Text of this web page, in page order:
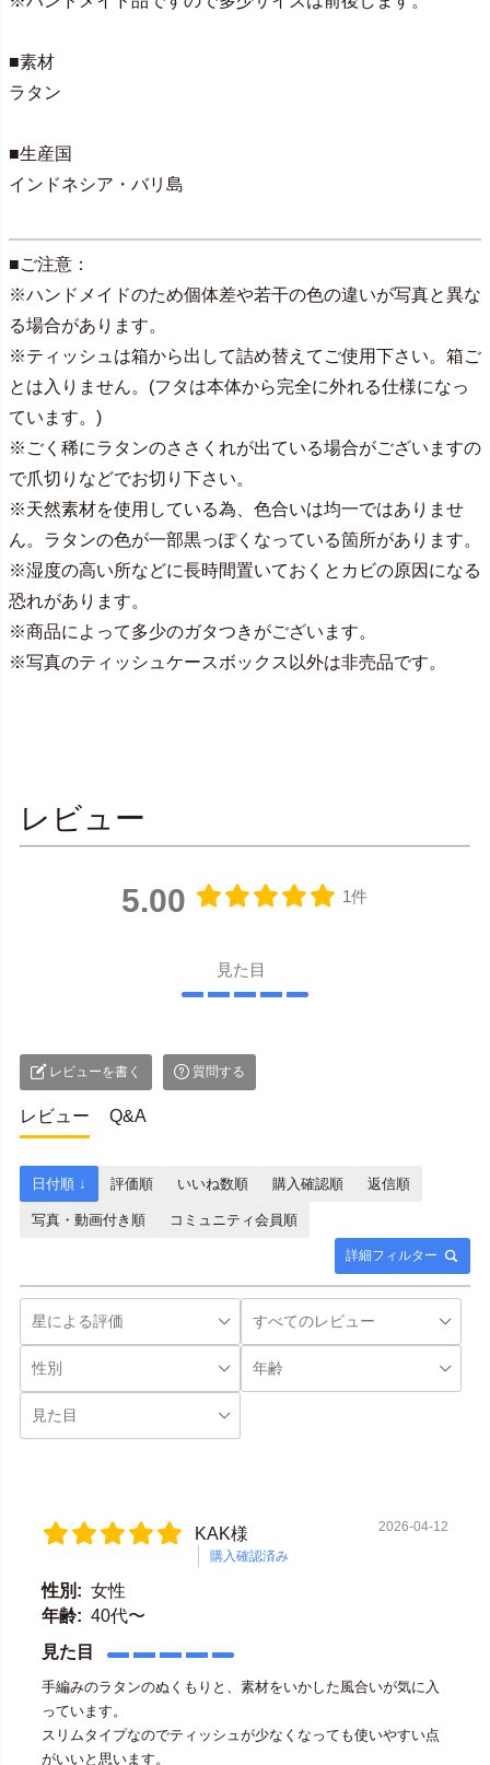
■素材
ラタン
■生産国
インドネシア・バリ島
■ご注意：
※ハンドメイドのため個体差や若干の色の違いが写真と異な
る場合があります。
※ティッシュは箱から出して詰め替えてご使用下さい。箱ご
とは入りません。(フタは本体から完全に外れる仕様になっ
ています。)
※ごく稀にラタンのささくれが出ている場合がございますの
で爪切りなどでお切り下さい。
※天然素材を使用している為、色合いは均一ではありませ
ん。ラタンの色が一部黒っぽくなっている箇所があります。
※湿度の高い所などに長時間置いておくとカビの原因になる
恐れがあります。
※商品によって多少のガタつきがございます。
※写真のティッシュケースボックス以外は非売品です。
レビュー
5.00 1件
見た目
レビューを書く 質問する
レビュー Q&A
詳細フィルター
日付順 ↓ 評価順 いいね数順 購入確認順 返信順
写真・動画付き順 コミュニティ会員順
KAK様
購入確認済み
2026-04-12
性別: 女性
年齢: 40代〜
見た目
手編みのラタンのぬくもりと、素材をいかした風合いが気に入
っています。
スリムタイプなのでティッシュが少なくなっても使いやすい点
がいいと思います。